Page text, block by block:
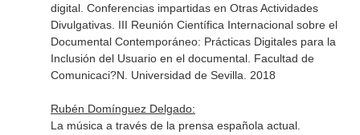
digital. Conferencias impartidas en Otras Actividades
Divulgativas. III Reunión Científica Internacional sobre el
Documental Contemporáneo: Prácticas Digitales para la
Inclusión del Usuario en el documental. Facultad de
Comunicaci?N. Universidad de Sevilla. 2018
Rubén Domínguez Delgado:
La música a través de la prensa española actual.